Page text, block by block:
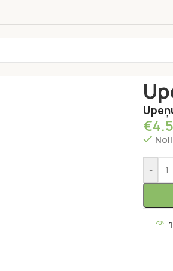
€
-